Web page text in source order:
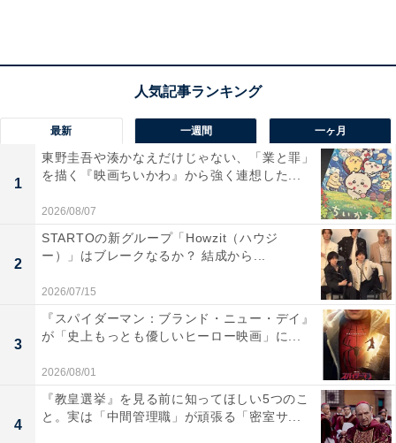
ビジャレアルはリーグ戦で上位を目ざすチームだけに、
ウナイ・エメリ監督の選手起用も手堅くなる。経験のあ
る選手を重用しながらすでにある連携を重視して勝利を
目ざしつつ、久保については試合を通してチームに馴染
ませていく、というのが指揮官の方針と考えられる。
最新 一週間 一ヶ月
1
東野圭吾や湊かなえだけじゃない、「業と罪」
を描く『映画ちいかわ』から強く連想した...
2026/08/07
2
STARTOの新グループ「Howzit（ハウジ
ー）」はブレークなるか？ 結成から...
2026/07/15
3
『スパイダーマン：ブランド・ニュー・デイ』
が「史上もっとも優しいヒーロー映画」に...
2026/08/01
4
『教皇選挙』を見る前に知ってほしい5つのこ
と。実は「中間管理職」が頑張る「密室サ...